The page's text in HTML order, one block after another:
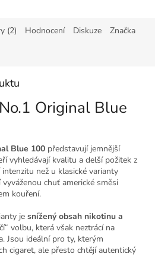
(2) Hodnocení Diskuze Značka
Original Blue
Blue 100 představují jemnější
vyhledávají kvalitu a delší požitek z
než u klasické varianty
chuť americké směsi
kouření.
je snížený obsah nikotinu a
volbu, která však neztrácí na
Jsou ideální pro ty, kterým
cigaret, ale přesto chtějí autentický